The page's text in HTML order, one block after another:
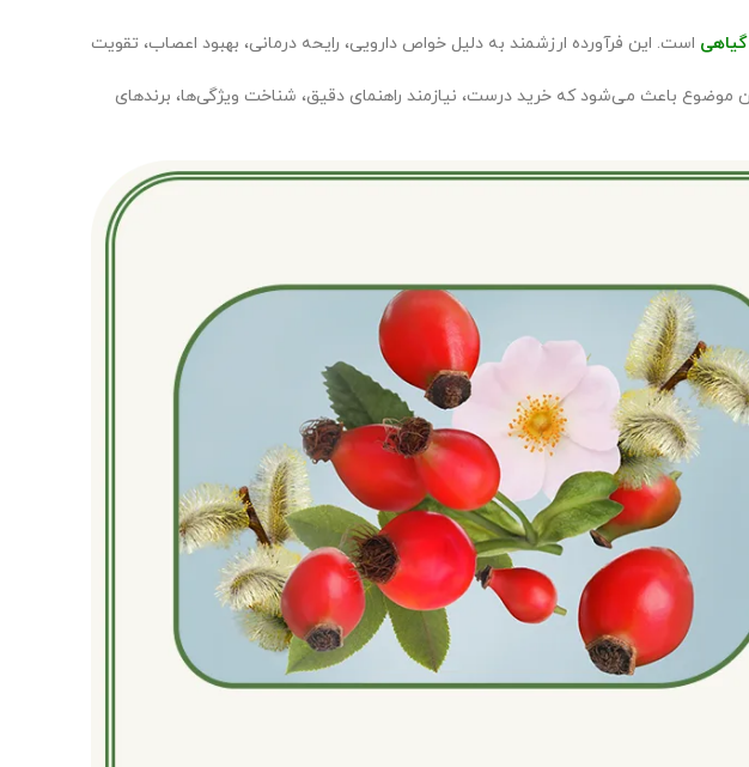
است. این فرآورده ارزشمند به دلیل خواص دارویی، رایحه درمانی، بهبود اعصاب، تقویت
باعث می‌شود که خرید درست، نیازمند راهنمای دقیق، شناخت ویژگی‌ها، برندهای